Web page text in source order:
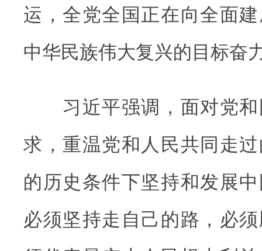
运，全党全国正在向全面
中华民族伟大复兴的目标奋
习近平强调，面对党和
求，重温党和人民共同走
的历史条件下坚持和发展
必须坚持走自己的路，必